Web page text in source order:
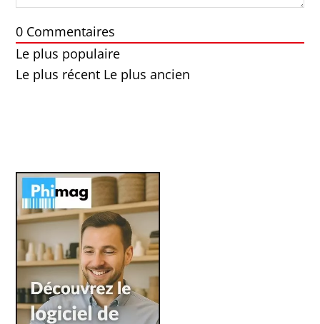
0 Commentaires
Le plus populaire
Le plus récent Le plus ancien